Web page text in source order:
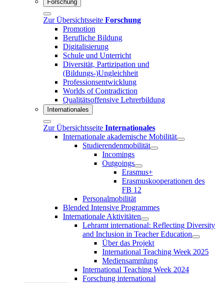
Forschung
Zur Übersichtsseite Forschung
Promotion
Berufliche Bildung
Digitalisierung
Schule und Unterricht
Diversität, Partizipation und
(Bildungs-)Ungleichheit
Professionsentwicklung
Worlds of Contradiction
Qualitätsoffensive Lehrerbildung
Internationales
Zur Übersichtsseite Internationales
Internationale akademische Mobilität
Studierendenmobilität
Incomings
Outgoings
Erasmus+
Erasmuskooperationen des
FB 12
Personalmobilität
Blended Intensive Programmes
Internationale Aktivitäten
Lehramt international: Reflecting Diversity
and Inclusion in Teacher Education
Über das Projekt
International Teaching Week 2025
Mediensammlung
International Teaching Week 2024
Forschung international